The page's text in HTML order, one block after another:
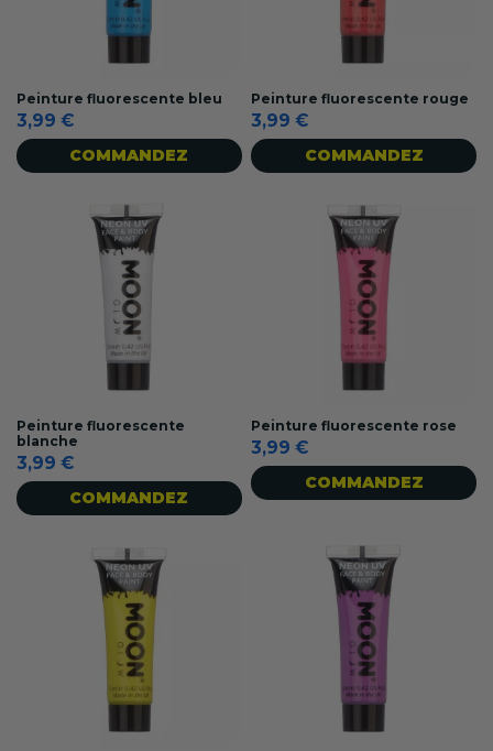
Peinture fluorescente bleu
3,99 €
COMMANDEZ
Peinture fluorescente rouge
3,99 €
COMMANDEZ
Peinture fluorescente
blanche
3,99 €
COMMANDEZ
Peinture fluorescente rose
3,99 €
COMMANDEZ